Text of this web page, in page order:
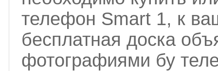
телефон Smart 1, к
бесплатная доска
фотографиями бу